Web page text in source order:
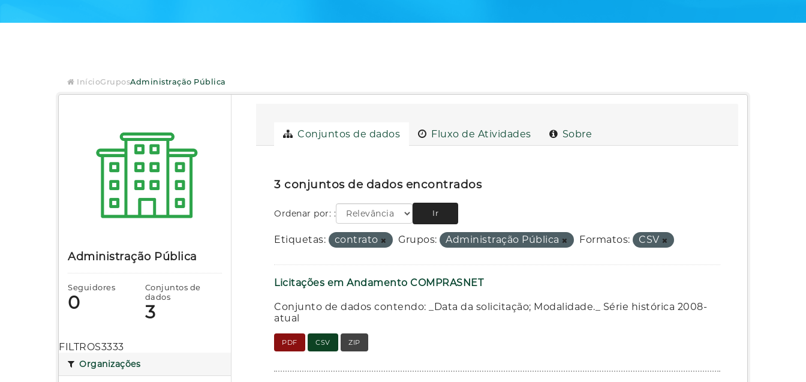
InícioGruposAdministração Pública
Administração Pública
Seguidores
0
Conjuntos de
dados
3
FILTROS3333
Organizações
Conjuntos de dados Fluxo de Atividades Sobre
3 conjuntos de dados encontrados
Ordenar por: Ir
Etiquetas: contrato Grupos: Administração Pública Formatos: CSV
Licitações em Andamento COMPRASNET
Conjunto de dados contendo: _Data da solicitação; Modalidade._ Série histórica 2008-
atual
PDF CSV ZIP